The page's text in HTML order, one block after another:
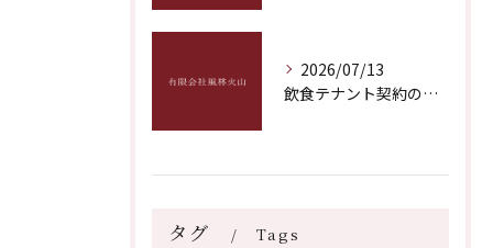
2026/07/13
飲食テナント契約のポイントとトラブル回避につながる実践的なチェック項目
タグ Tags